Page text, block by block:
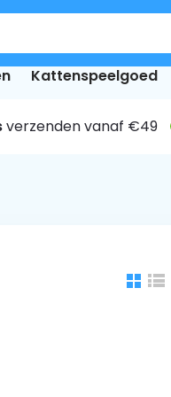
Kattenspeelgoed
verzenden vanaf €49